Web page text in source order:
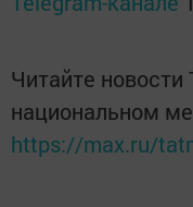
Читайте новости
национальном
https://max.ru/